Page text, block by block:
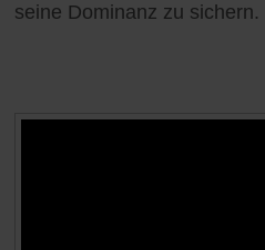
seine Dominanz zu sichern.